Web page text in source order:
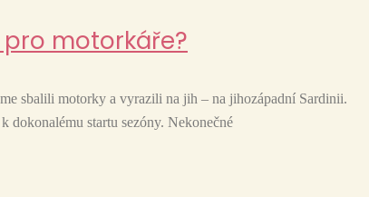
motorkáře?
sbalili motorky a vyrazili na jih – na jihozápadní Sardinii.
dokonalému startu sezóny. Nekonečné